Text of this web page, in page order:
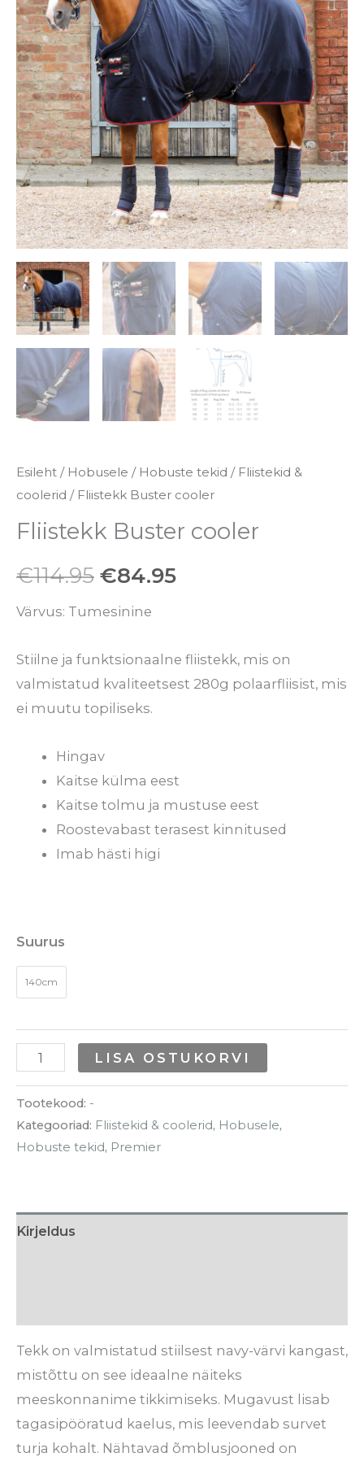
Esileht / Hobusele / Hobuste tekid / Fliistekid &
coolerid / Fliistekk Buster cooler
Fliistekk Buster cooler
€114.95
€114.95.
€84.95
€84.95.
Värvus: Tumesinine
Stiilne ja funktsionaalne fliistekk, mis on
valmistatud kvaliteetsest 280g polaarfliisist, mis
ei muutu topiliseks.
Hingav
Kaitse külma eest
Kaitse tolmu ja mustuse eest
Roostevabast terasest kinnitused
Imab hästi higi
Suurus
140cm
LISA OSTUKORVI
Tootekood: -
Kategooriad: Fliistekid & coolerid, Hobusele,
Hobuste tekid, Premier
Kirjeldus
Tekk on valmistatud stiilsest navy-värvi kangast,
mistõttu on see ideaalne näiteks
meeskonnanime tikkimiseks. Mugavust lisab
tagasipööratud kaelus, mis leevendab survet
turja kohalt. Nähtavad õmblusjooned on